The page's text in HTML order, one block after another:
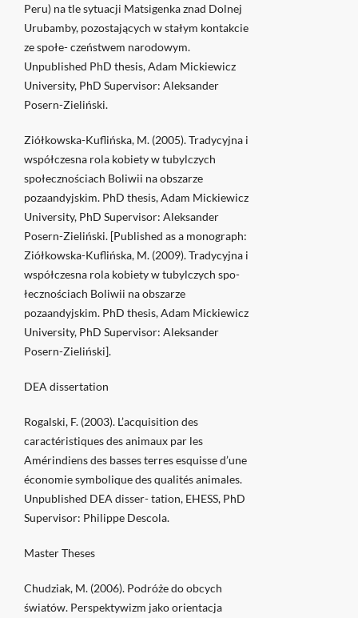
Peru) na tle sytuacji Matsigenka znad Dolnej
Urubamby, pozostających w stałym kontakcie
ze społe- czeństwem narodowym.
Unpublished PhD thesis, Adam Mickiewicz
University, PhD Supervisor: Aleksander
Posern-Zieliński.
Ziółkowska-Kuflińska, M. (2005). Tradycyjna i
współczesna rola kobiety w tubylczych
społecznościach Boliwii na obszarze
pozaandyjskim. PhD thesis, Adam Mickiewicz
University, PhD Supervisor: Aleksander
Posern-Zieliński. [Published as a monograph:
Ziółkowska-Kuflińska, M. (2009). Tradycyjna i
współczesna rola kobiety w tubylczych spo-
łecznościach Boliwii na obszarze
pozaandyjskim. PhD thesis, Adam Mickiewicz
University, PhD Supervisor: Aleksander
Posern-Zieliński].
DEA dissertation
Rogalski, F. (2003). L’acquisition des
caractéristiques des animaux par les
Amérindiens des basses terres esquisse d’une
économie symbolique des qualités animales.
Unpublished DEA disser- tation, EHESS, PhD
Supervisor: Philippe Descola.
Master Theses
Chudziak, M. (2006). Podróże do obcych
światów. Perspektywizm jako orientacja